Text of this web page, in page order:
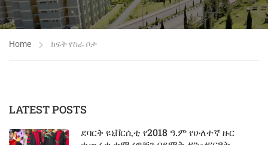
Home ክፍት የስራ ቦታ
LATEST POSTS
ደባርቅ ዩኒቨርሲቲ የ2018 ዓ.ም የሁለተኛ ዙር